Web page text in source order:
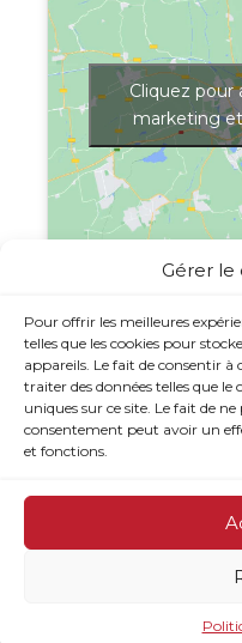
Gérer
Pour offrir les meilleures
telles que les cookies pour
appareils. Le fait de consentir
traiter des données telles que
uniques sur ce site. Le fait de
consentement peut avoir un
et fonctions.
Cliquez pour
marketing